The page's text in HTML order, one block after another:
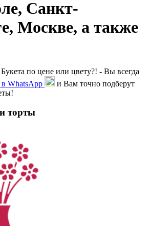
Санкт-
Москве, а также
по цене или цвету?! - Вы всегда
WhatsApp
и Вам точно подберут
торты